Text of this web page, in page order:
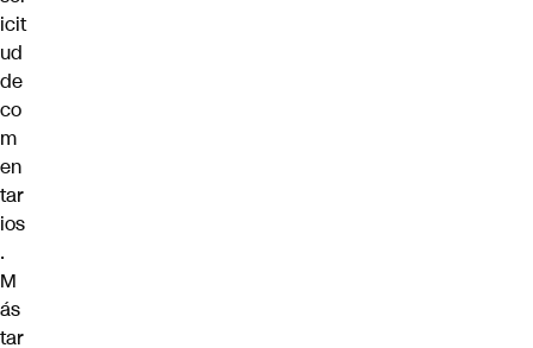
icit
ud
de
co
m
en
tar
ios
.
M
ás
tar